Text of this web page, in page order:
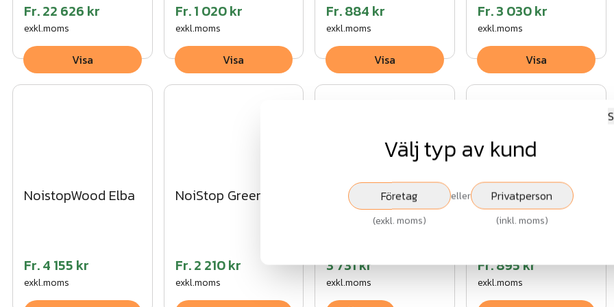
Fr.22 626 kr
exkl.moms
Visa
Fr.1 020 kr
exkl.moms
Visa
Fr.884 kr
exkl.moms
Visa
Fr.3 030 kr
exkl.moms
Visa
NoistopWood Elba
Fr.4 155 kr
exkl.moms
NoiStop Green
Fr.2 210 kr
exkl.moms
NoiStopWood Ibiza
3 731 kr
exkl.moms
Infra ALU
Absorberande/
bullerskärm
Fr.895 kr
exkl.moms
Välj typ av kund
Företag
(exkl. moms)
eller Privatperson
(inkl. moms)